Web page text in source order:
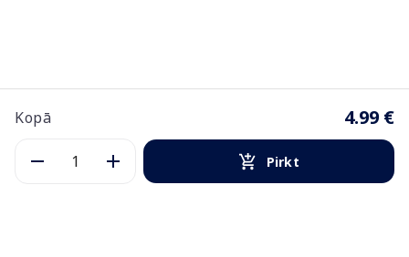
Kopā 4.99 €
Pirkt